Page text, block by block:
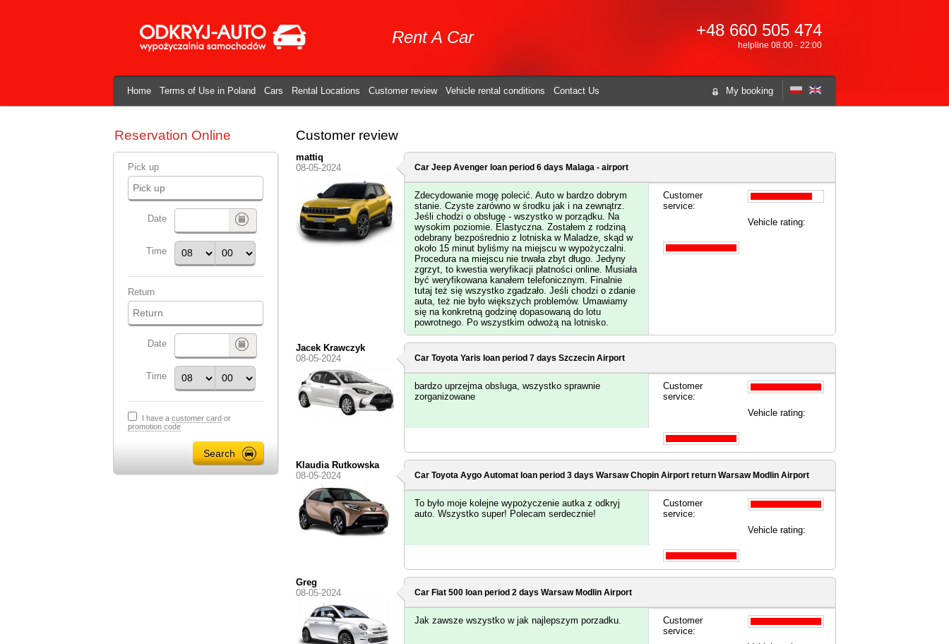
Rent A Car +48 660 505 474
helpline 08:00 - 22:00
My booking
Home Terms of Use in Poland Cars Rental Locations Customer review Vehicle rental conditions Contact Us
Reservation Online
Pick up
Date
Time
Return
Date
Time
I have a customer card or
promotion code
Customer review
mattiq
08-05-2024
Car Jeep Avenger loan period 6 days Malaga - airport
Zdecydowanie mogę polecić. Auto w bardzo dobrym
stanie. Czyste zarówno w środku jak i na zewnątrz.
Jeśli chodzi o obsługę - wszystko w porządku. Na
wysokim poziomie. Elastyczna. Zostałem z rodziną
odebrany bezpośrednio z lotniska w Maladze, skąd w
około 15 minut byliśmy na miejscu w wypożyczalni.
Procedura na miejscu nie trwała zbyt długo. Jedyny
zgrzyt, to kwestia weryfikacji płatności online. Musiała
być weryfikowana kanałem telefonicznym. Finalnie
tutaj też się wszystko zgadzało. Jeśli chodzi o zdanie
auta, też nie było większych problemów. Umawiamy
się na konkretną godzinę dopasowaną do lotu
powrotnego. Po wszystkim odwożą na lotnisko.
Customer
service:
Vehicle rating:
Jacek Krawczyk
08-05-2024
Car Toyota Yaris loan period 7 days Szczecin Airport
bardzo uprzejma obsluga, wszystko sprawnie
zorganizowane
Customer
service:
Vehicle rating:
Klaudia Rutkowska
08-05-2024
Car Toyota Aygo Automat loan period 3 days Warsaw Chopin Airport return Warsaw Modlin Airport
To było moje kolejne wypożyczenie autka z odkryj
auto. Wszystko super! Polecam serdecznie!
Customer
service:
Vehicle rating:
Greg
08-05-2024
Car Fiat 500 loan period 2 days Warsaw Modlin Airport
Jak zawsze wszystko w jak najlepszym porzadku.
Customer
service: